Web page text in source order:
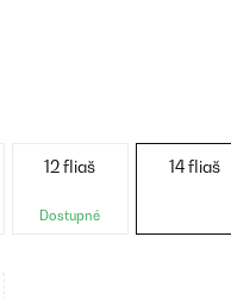
12 fliaš
Dostupné
14 fliaš